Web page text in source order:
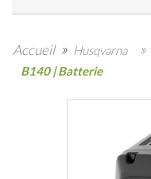
Accueil » Husqvarna »
B140 | Batterie